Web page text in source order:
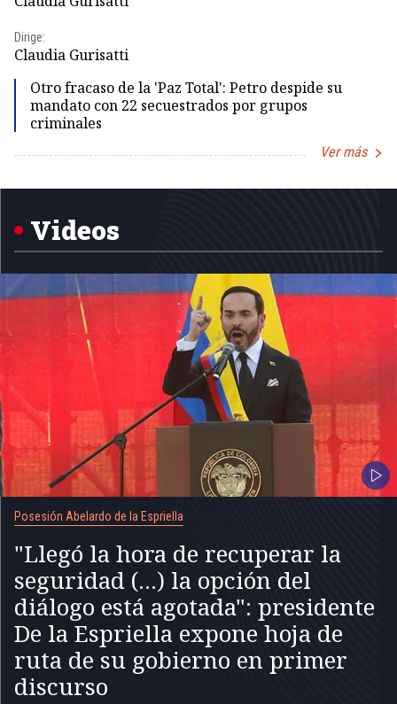
Dirige:
Claudia Gurisatti
Otro fracaso de la 'Paz Total': Petro despide su
mandato con 22 secuestrados por grupos
criminales
Ver más
1
Videos
Posesión Abelardo de la Espriella
"Llegó la hora de recuperar la
seguridad (...) la opción del
diálogo está agotada": presidente
De la Espriella expone hoja de
ruta de su gobierno en primer
discurso